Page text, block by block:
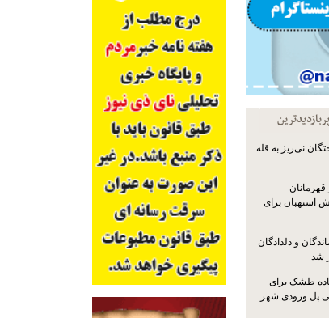
پربازدیدترین
نی‌ریز به قله
استهبان برای
و دلدادگان
شد
طشک برای
پل ورودی شهر